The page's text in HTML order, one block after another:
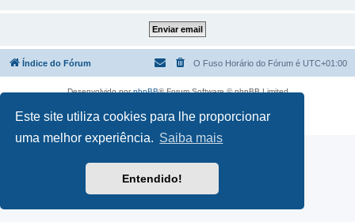
Este site utiliza cookies para lhe proporcionar
uma melhor experiência. Saiba mais
Entendido!
Índice do Fórum O Fuso Horário do Fórum é UTC+01:00
Desenvolvido porphpBB® Forum Software © phpBB Limited
Privacidade|Termos